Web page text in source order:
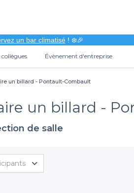
un bar climatisé! ❄️🎉
Évènement d'entreprise
un billard - Pontault-Combault
un billard -
de salle